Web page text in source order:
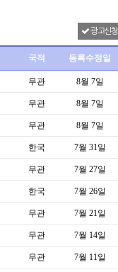
광고신청
국적 등록수정일
무관 8월 7일
무관 8월 7일
무관 8월 7일
한국 7월 31일
무관 7월 27일
한국 7월 26일
무관 7월 21일
무관 7월 14일
무관 7월 11일